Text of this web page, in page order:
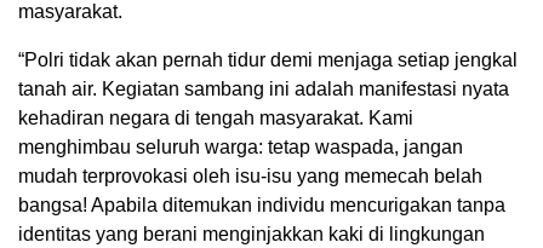
masyarakat.
“Polri tidak akan pernah tidur demi menjaga setiap jengkal
tanah air. Kegiatan sambang ini adalah manifestasi nyata
kehadiran negara di tengah masyarakat. Kami
menghimbau seluruh warga: tetap waspada, jangan
mudah terprovokasi oleh isu-isu yang memecah belah
bangsa! Apabila ditemukan individu mencurigakan tanpa
identitas yang berani menginjakkan kaki di lingkungan